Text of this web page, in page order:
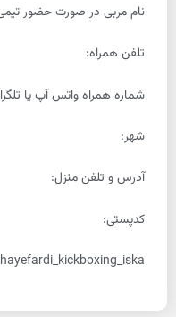
نام مربی در صورت حضور
تلفن همراه:
شماره همراه واتس آپ یا
شهر:
آدرس و تلفن منزل:
کدپستی: